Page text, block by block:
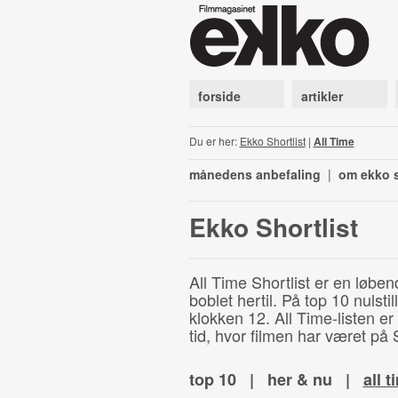
forside artikler
Du er her: Ekko Shortlist| All Time
månedens anbefaling | om ekko
Ekko Shortlist
All Time Shortlist er en
boblet hertil. På top 10
klokken 12. All Time-listen
tid, hvor filmen har været på
top 10
| her & nu | all